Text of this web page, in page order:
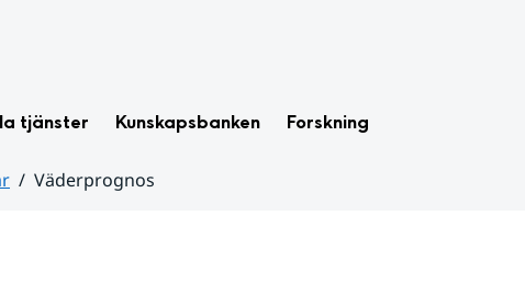
tjänster Kunskapsbanken Forskning
Väderprognos